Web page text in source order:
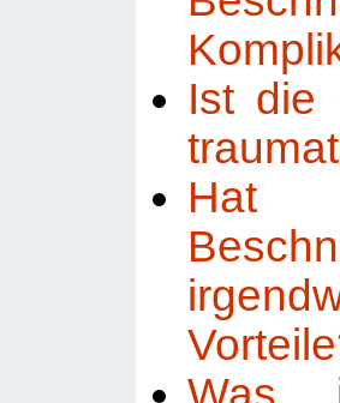
Ist die